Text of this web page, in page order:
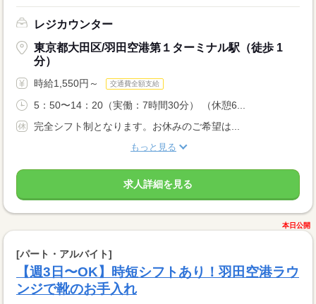
レジカウンター
東京都大田区/羽田空港第１ターミナル駅（徒歩 1
分）
時給1,550円～ 交通費全額支給
5：50〜14：20（実働：7時間30分） （休憩6...
完全シフト制となります。お休みのご希望は...
もっと見る
求人詳細を見る
本日公開
[パート・アルバイト]
【週3日〜OK】時短シフトあり！羽田空港ラウ
ンジで靴のお手入れ